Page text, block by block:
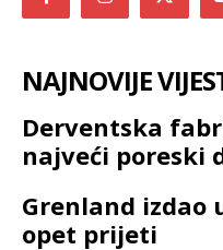
NAJNOVIJE
Derventska
najveći poreski
Grenland izdao
opet prijeti